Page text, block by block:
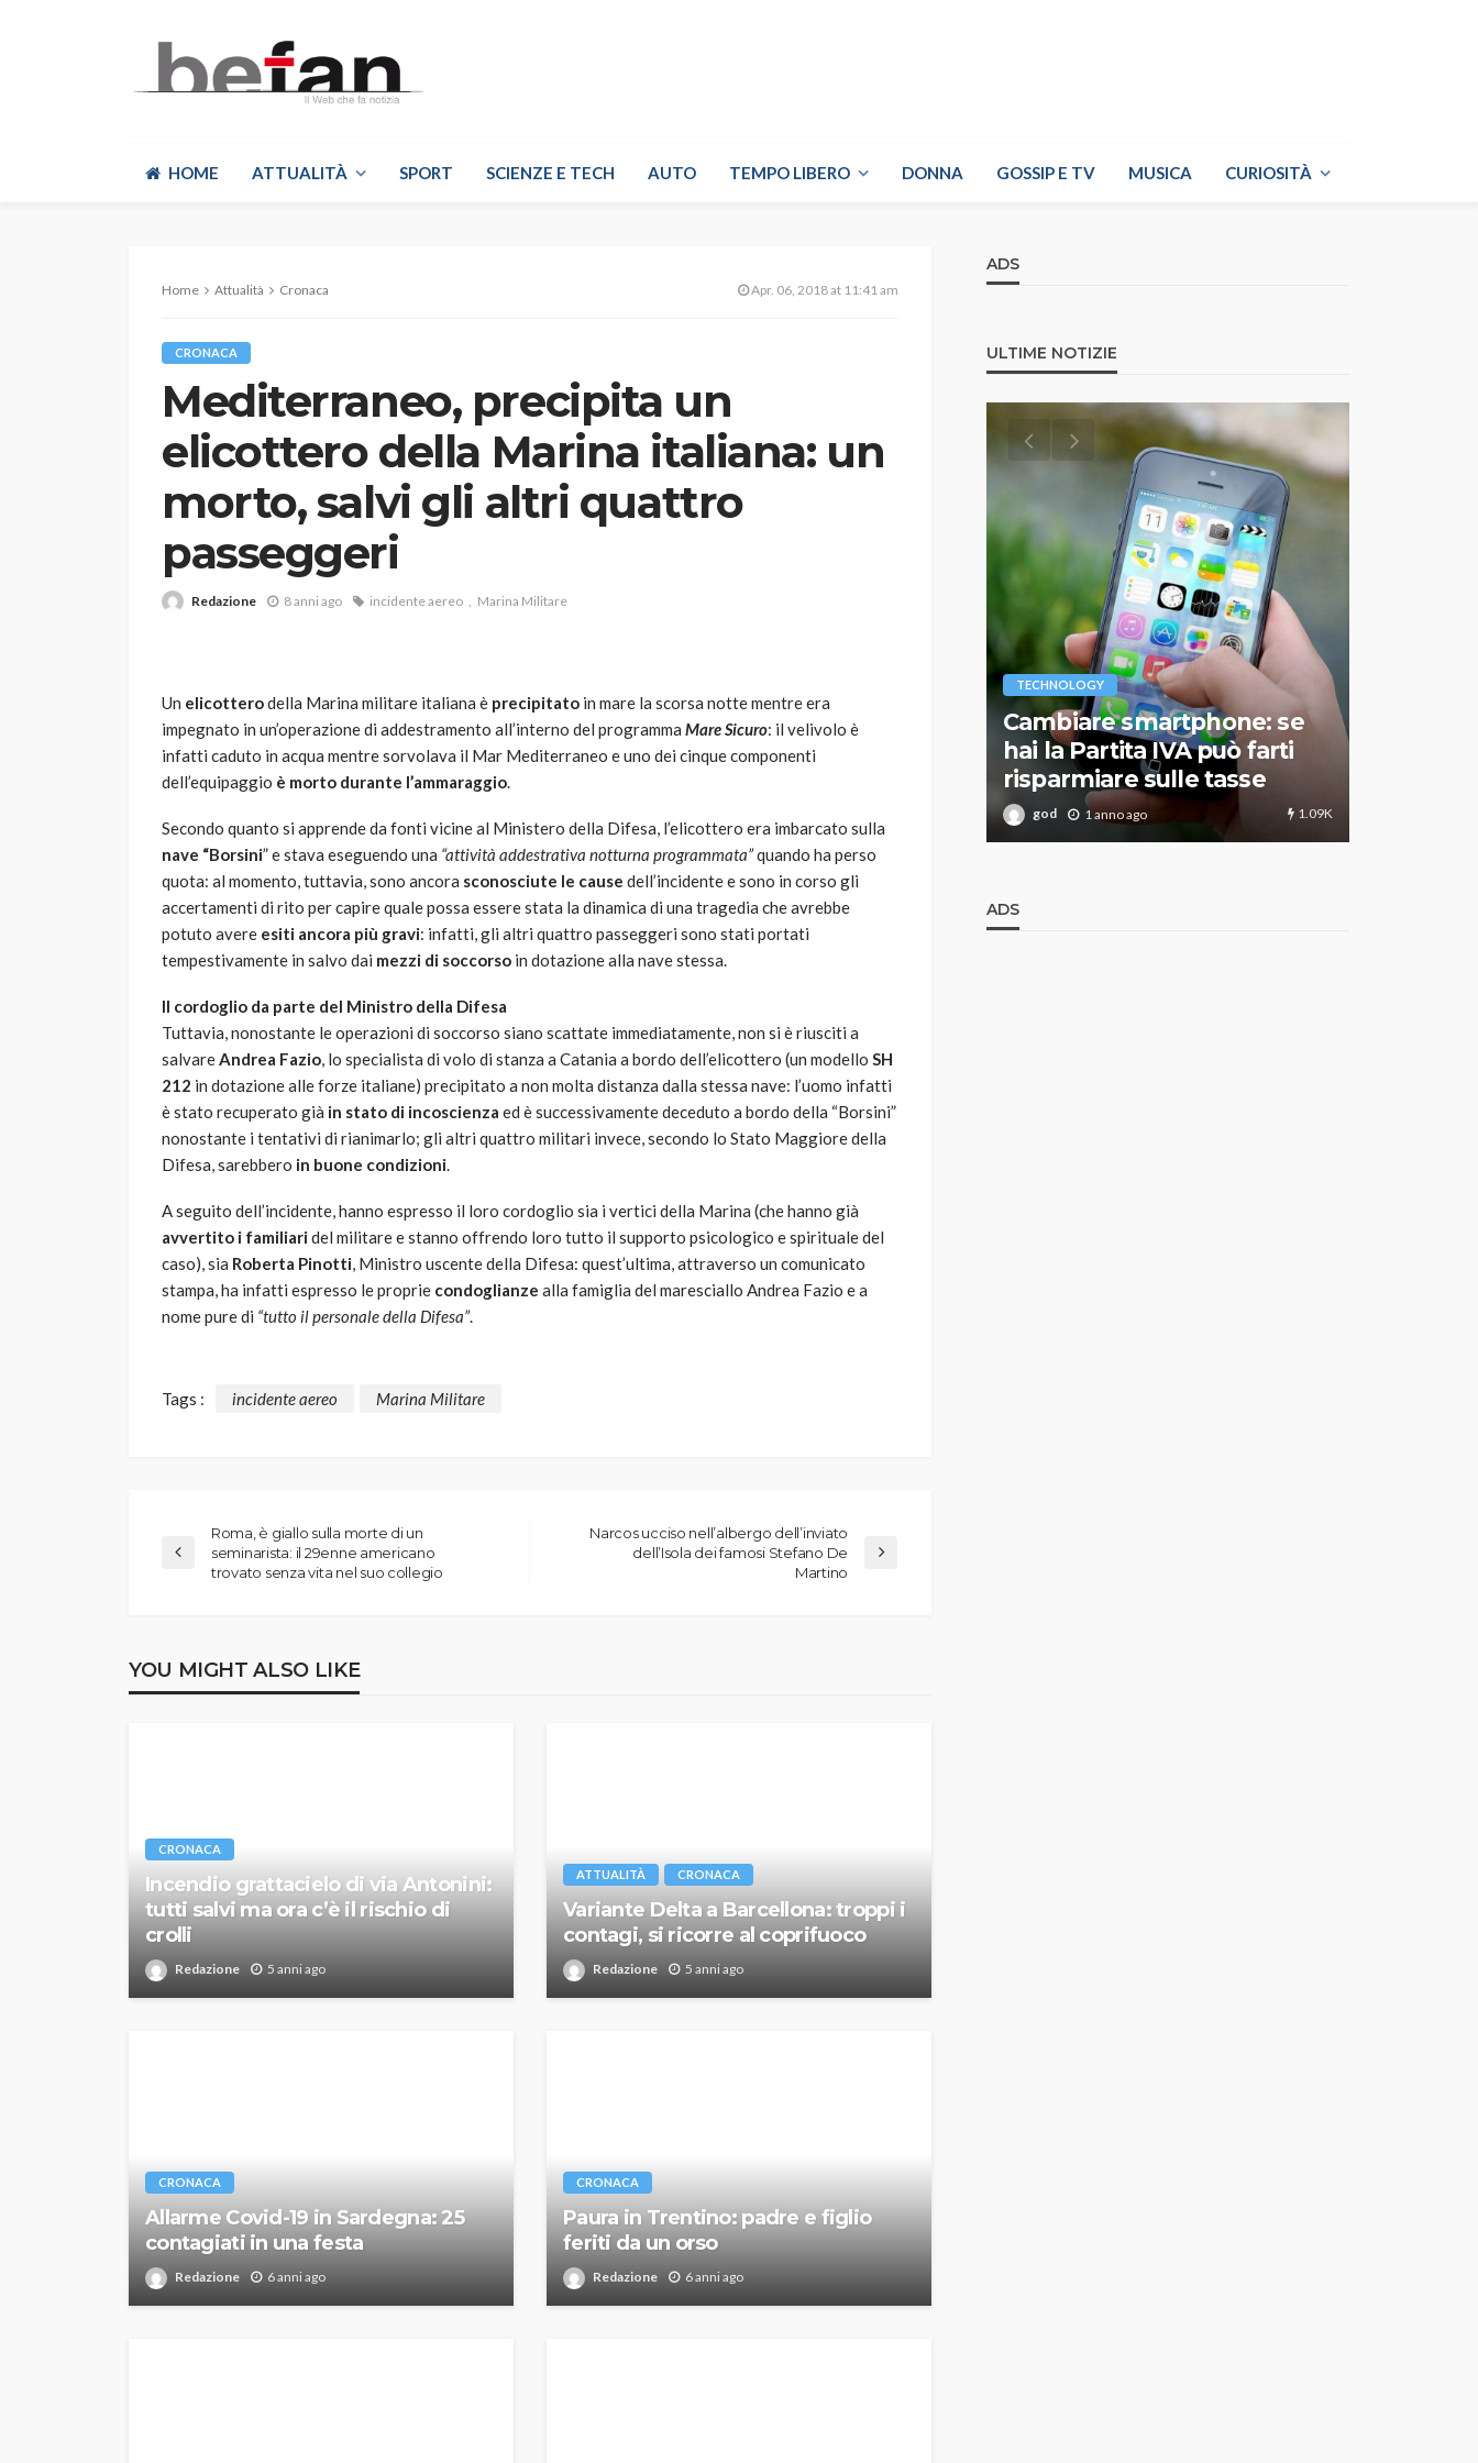
HOME ATTUALITÀ SPORT SCIENZE E TECH AUTO TEMPO LIBERO DONNA GOSSIP E TV MUSICA CURIOSITÀ
Home Attualità Cronaca Apr. 06, 2018 at 11:41 am
CRONACA
Mediterraneo, precipita un
elicottero della Marina italiana: un
morto, salvi gli altri quattro
passeggeri
Redazione 8 anni ago incidente aereo Marina Militare
Un elicotterodella Marina militare italiana è precipitato in mare la scorsa notte mentre era
impegnato in un’operazione di addestramento all’interno del programma Mare Sicuro: il velivolo è
infatti caduto in acqua mentre sorvolava il Mar Mediterraneo e uno dei cinque componenti
dell’equipaggio è morto durante l’ammaraggio.
Secondo quanto si apprende da fonti vicine al Ministero della Difesa, l’elicottero era imbarcato sulla
nave “Borsini” e stava eseguendo una “attività addestrativa notturna programmata”quando ha perso
quota: al momento, tuttavia, sono ancora sconosciute le cause dell’incidente e sono in corso gli
accertamenti di rito per capire quale possa essere stata la dinamica di una tragedia che avrebbe
potuto avere esiti ancora più gravi: infatti, gli altri quattro passeggeri sono stati portati
tempestivamente in salvo dai mezzi di soccorso in dotazione alla nave stessa.
Il cordoglio da parte del Ministro della Difesa
Tuttavia, nonostante le operazioni di soccorso siano scattate immediatamente, non si è riusciti a
salvareAndrea Fazio, lo specialista di volo di stanza a Catania a bordo dell’elicottero (un modello SH
212 in dotazione alle forze italiane) precipitato a non molta distanza dalla stessa nave: l’uomo infatti
è stato recuperato già in stato di incoscienza ed è successivamente deceduto a bordo della “Borsini”
nonostante i tentativi di rianimarlo; gli altri quattro militari invece, secondo lo Stato Maggiore della
Difesa, sarebbero in buone condizioni.
A seguito dell’incidente, hanno espresso il loro cordoglio sia i vertici della Marina (che hanno già
avvertito i familiaridel militare e stanno offrendo loro tutto il supporto psicologico e spirituale del
caso), sia Roberta Pinotti, Ministro uscente della Difesa: quest’ultima, attraverso un comunicato
stampa, ha infatti espresso le proprie condoglianze alla famiglia del maresciallo Andrea Fazio e a
nome pure di “tutto il personale della Difesa”.
Tags : incidente aereo Marina Militare
Roma, è giallo sulla morte di un
seminarista: il 29enne americano
trovato senza vita nel suo collegio
Narcos ucciso nell’albergo dell’inviato
dell’Isola dei famosi Stefano De
Martino
YOU MIGHT ALSO LIKE
CRONACA
Incendio grattacielo di via Antonini:
tutti salvi ma ora c’è il rischio di
crolli
Redazione 5 anni ago
ATTUALITÀ CRONACA
Variante Delta a Barcellona: troppi i
contagi, si ricorre al coprifuoco
Redazione 5 anni ago
CRONACA
Allarme Covid-19 in Sardegna: 25
contagiati in una festa
Redazione 6 anni ago
CRONACA
Paura in Trentino: padre e figlio
feriti da un orso
Redazione 6 anni ago
ADS
ULTIME NOTIZIE
VARIE
Robot tagliaerba: quale
scegliere per il tuo prato
Davis: tennis mondiale e
passione per
l’automobilismo
TECHNOLOGY
Cambiare smartphone: se
hai la Partita IVA può farti
risparmiare sulle tasse
god 1 anno ago 1.09K
ADS